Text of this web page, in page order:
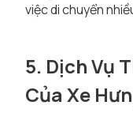
việc di chuyển
5. Dịch Vụ
Của Xe